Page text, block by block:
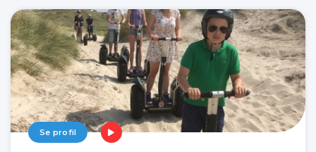
Se profil